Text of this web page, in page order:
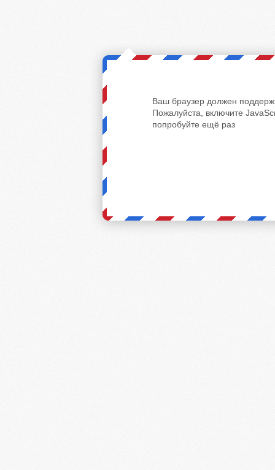
Ваш браузер должен
Пожалуйста, включите
попробуйте ещё раз